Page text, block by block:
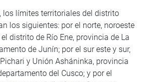
los límites territoriales del distrito
los siguientes: por el norte, noroeste
distrito de Río Ene, provincia de La
de Junín; por el sur este y sur,
y Unión Asháninka, provincia
del Cusco; y por el